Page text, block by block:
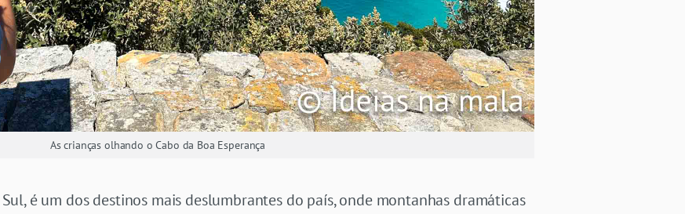
As crianças olhando o Cabo da Boa Esperança
é um dos destinos mais deslumbrantes do país, onde montanhas dramáticas